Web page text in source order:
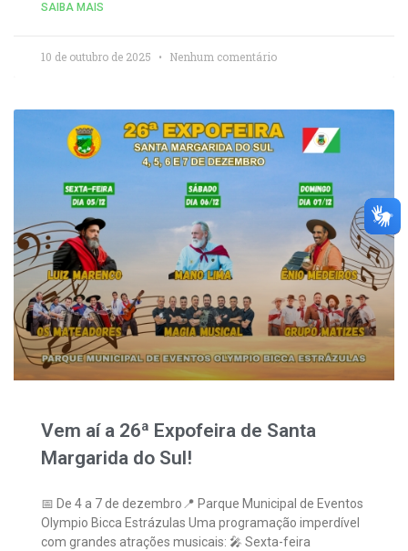
SAIBA MAIS
10 de outubro de 2025 Nenhum comentário
Vem aí a 26ª Expofeira de Santa
Margarida do Sul!
📅 De 4 a 7 de dezembro📍 Parque Municipal de Eventos
Olympio Bicca Estrázulas Uma programação imperdível
com grandes atrações musicais: 🎤 Sexta-feira